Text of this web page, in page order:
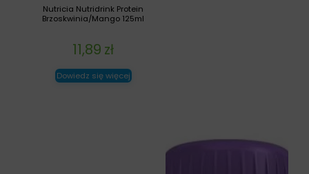
Nutricia Nutridrink Protein
Brzoskwinia/Mango 125ml
11,89 zł
Dowiedz się więcej